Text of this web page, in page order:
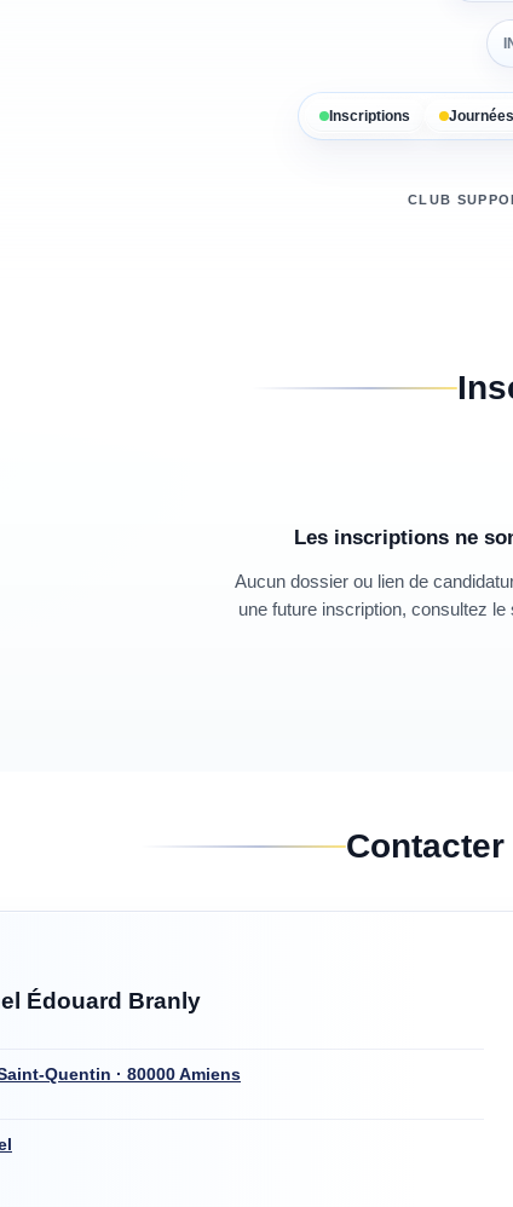
Inscriptions
CLUB
Les inscriptions ne
Aucun dossier ou lien de
une future inscription, consultez
Édouard Branly
Quentin · 80000 Amiens